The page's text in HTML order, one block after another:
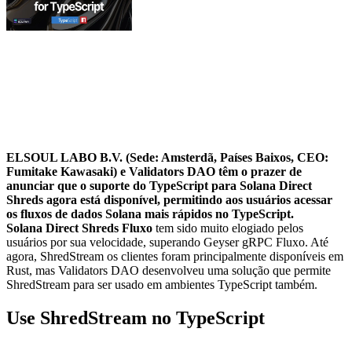
ELSOUL LABO B.V. (Sede: Amsterdã, Países Baixos, CEO:
Fumitake Kawasaki) e Validators DAO têm o prazer de
anunciar que o suporte do TypeScript para Solana Direct
Shreds agora está disponível, permitindo aos usuários acessar
os fluxos de dados Solana mais rápidos no TypeScript.
Solana Direct Shreds Fluxo tem sido muito elogiado pelos
usuários por sua velocidade, superando Geyser gRPC Fluxo. Até
agora, ShredStream os clientes foram principalmente disponíveis em
Rust, mas Validators DAO desenvolveu uma solução que permite
ShredStream para ser usado em ambientes TypeScript também.
Use ShredStream no TypeScript